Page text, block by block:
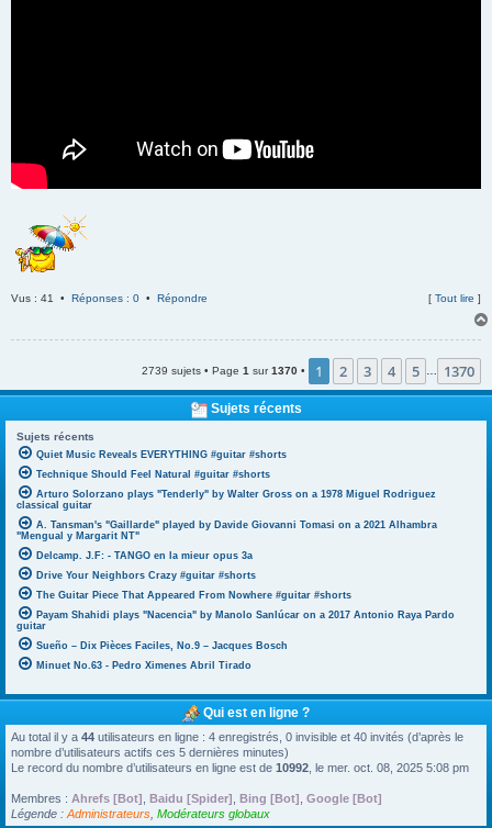
Vus : 41 • Réponses : 0 • Répondre [ Tout lire ]
2739 sujets • Page 1 sur1370 • 1 2 3 4 5 1370
Sujets récents
Sujets récents
Quiet Music Reveals EVERYTHING #guitar #shorts
Technique Should Feel Natural #guitar #shorts
Arturo Solorzano plays "Tenderly" by Walter Gross on a 1978 Miguel Rodriguez
classical guitar
A. Tansman's "Gaillarde" played by Davide Giovanni Tomasi on a 2021 Alhambra
"Mengual y Margarit NT"
Delcamp. J.F: - TANGO en la mieur opus 3a
Drive Your Neighbors Crazy #guitar #shorts
The Guitar Piece That Appeared From Nowhere #guitar #shorts
Payam Shahidi plays "Nacencia" by Manolo Sanlúcar on a 2017 Antonio Raya Pardo
guitar
Sueño – Dix Pièces Faciles, No.9 – Jacques Bosch
Minuet No.63 - Pedro Ximenes Abril Tirado
Qui est en ligne ?
Au total il y a 44 utilisateurs en ligne : 4 enregistrés, 0 invisible et 40 invités (d’après le
nombre d’utilisateurs actifs ces 5 dernières minutes)
Le record du nombre d’utilisateurs en ligne est de 10992 , le mer. oct. 08, 2025 5:08 pm
Membres : Ahrefs [Bot] Baidu [Spider] Bing [Bot] Google [Bot]
Légende : Administrateurs Modérateurs globaux